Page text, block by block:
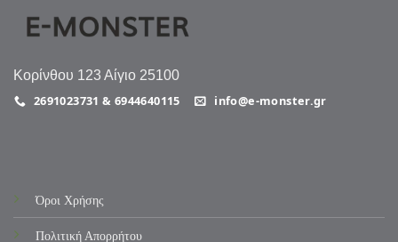
Κορίνθου 123 Αίγιο 25100
2691023731 & 6944640115 info@e-monster.gr
Όροι Χρήσης
Πολιτική Απορρήτου